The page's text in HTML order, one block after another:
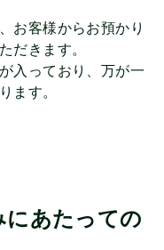
お客様からお預かり
だきます。
入っており、万が一
ます。
にあたっての